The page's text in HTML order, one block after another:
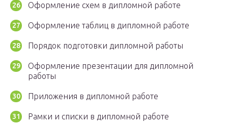
Оформление схем в дипломной работе
Оформление таблиц в дипломной работе
Порядок подготовки дипломной работы
Оформление презентации для дипломной
работы
Приложения в дипломной работе
Рамки и списки в дипломной работе